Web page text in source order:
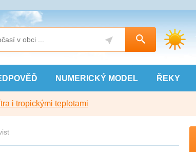
NUMERICKÝ MODEL ŘEKY
i tropickými teplotami